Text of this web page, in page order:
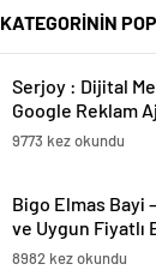
KATEGORİNİN
Serjoy : Dijital
Google Reklam
Ajansı ve Web
9773 kez okundu
Bigo Elmas Bayi
ve Uygun Fiyatlı
Almanın Yeni
8982 kez okundu